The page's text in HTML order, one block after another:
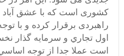
کشوری است که با عشق
راهبردی برقرار کرده و با
اول تجاري و سرمايه گذار
است عملا جدا از توجه